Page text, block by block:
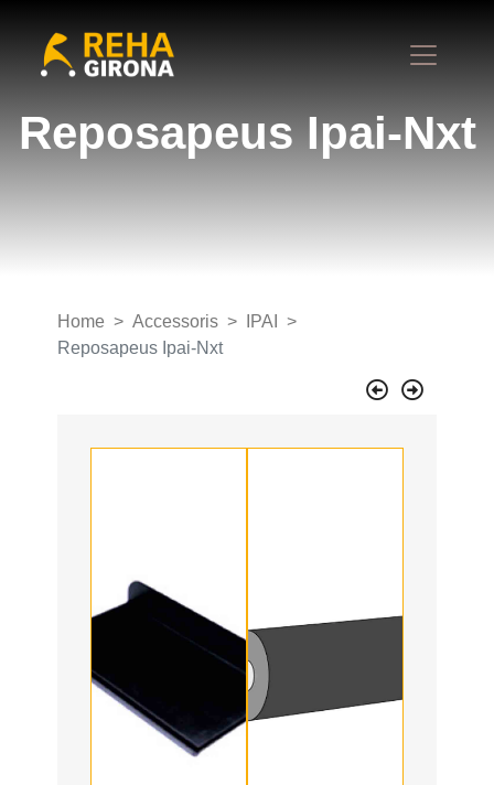
Reposapeus Ipai-Nxt
Home Accessoris
IPAI
Reposapeus Ipai-Nxt